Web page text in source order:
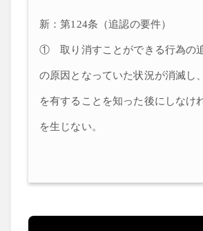
新：第124条（追認の要件）
① 取り消すことができる行為の
の原因となっていた状況が消滅し
を有することを知った後にしなけ
を生じない。